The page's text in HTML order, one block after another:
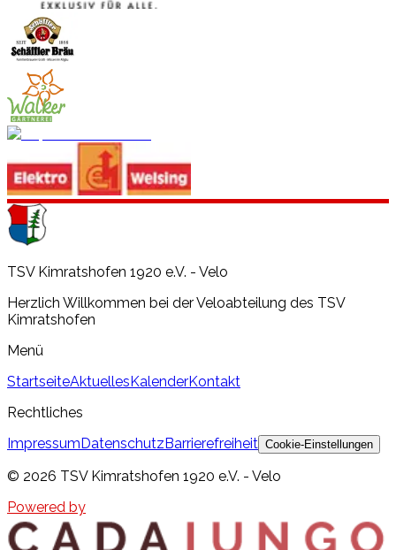
TSV Kimratshofen 1920 e.V. - Velo
Herzlich Willkommen bei der Veloabteilung des TSV
Kimratshofen
Menü
StartseiteAktuellesKalenderKontakt
Rechtliches
ImpressumDatenschutzBarrierefreiheit Cookie-Einstellungen
© 2026 TSV Kimratshofen 1920 e.V. - Velo
Powered by